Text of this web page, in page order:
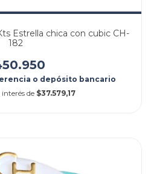
Estrella chica con cubic CH-
182
o depósito bancario
de $37.579,17